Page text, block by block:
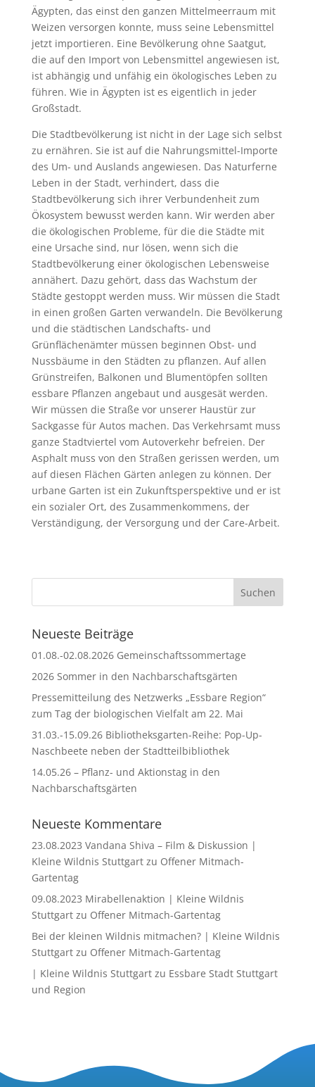
Ägypten, das einst den ganzen Mittelmeerraum mit
Weizen versorgen konnte, muss seine Lebensmittel
jetzt importieren. Eine Bevölkerung ohne Saatgut,
die auf den Import von Lebensmittel angewiesen ist,
ist abhängig und unfähig ein ökologisches Leben zu
führen. Wie in Ägypten ist es eigentlich in jeder
Großstadt.
Die Stadtbevölkerung ist nicht in der Lage sich selbst
zu ernähren. Sie ist auf die Nahrungsmittel-Importe
des Um- und Auslands angewiesen. Das Naturferne
Leben in der Stadt, verhindert, dass die
Stadtbevölkerung sich ihrer Verbundenheit zum
Ökosystem bewusst werden kann. Wir werden aber
die ökologischen Probleme, für die die Städte mit
eine Ursache sind, nur lösen, wenn sich die
Stadtbevölkerung einer ökologischen Lebensweise
annähert. Dazu gehört, dass das Wachstum der
Städte gestoppt werden muss. Wir müssen die Stadt
in einen großen Garten verwandeln. Die Bevölkerung
und die städtischen Landschafts- und
Grünflächenämter müssen beginnen Obst- und
Nussbäume in den Städten zu pflanzen. Auf allen
Grünstreifen, Balkonen und Blumentöpfen sollten
essbare Pflanzen angebaut und ausgesät werden.
Wir müssen die Straße vor unserer Haustür zur
Sackgasse für Autos machen. Das Verkehrsamt muss
ganze Stadtviertel vom Autoverkehr befreien. Der
Asphalt muss von den Straßen gerissen werden, um
auf diesen Flächen Gärten anlegen zu können. Der
urbane Garten ist ein Zukunftsperspektive und er ist
ein sozialer Ort, des Zusammenkommens, der
Verständigung, der Versorgung und der Care-Arbeit.
Neueste Beiträge
01.08.-02.08.2026 Gemeinschaftssommertage
2026 Sommer in den Nachbarschaftsgärten
Pressemitteilung des Netzwerks „Essbare Region“
zum Tag der biologischen Vielfalt am 22. Mai
31.03.-15.09.26 Bibliotheksgarten-Reihe: Pop-Up-
Naschbeete neben der Stadtteilbibliothek
14.05.26 – Pflanz- und Aktionstag in den
Nachbarschaftsgärten
Neueste Kommentare
23.08.2023 Vandana Shiva – Film & Diskussion |
Kleine Wildnis Stuttgartzu Offener Mitmach-
Gartentag
09.08.2023 Mirabellenaktion | Kleine Wildnis
Stuttgartzu Offener Mitmach-Gartentag
Bei der kleinen Wildnis mitmachen? | Kleine Wildnis
Stuttgartzu Offener Mitmach-Gartentag
| Kleine Wildnis Stuttgartzu Essbare Stadt Stuttgart
und Region